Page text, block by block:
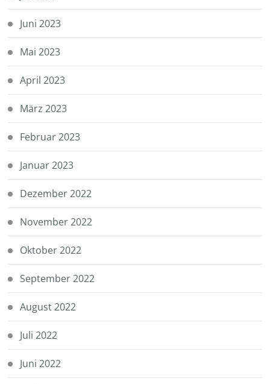
Juni 2023
Mai 2023
April 2023
März 2023
Februar 2023
Januar 2023
Dezember 2022
November 2022
Oktober 2022
September 2022
August 2022
Juli 2022
Juni 2022